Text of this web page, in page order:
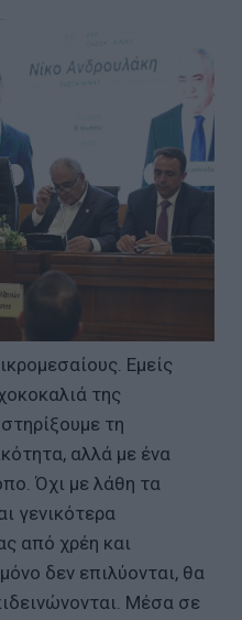
Εμείς
της
τη
αλλά με ένα
Όχι με λάθη τα
γενικότερα
από χρέη και
δεν επιλύονται, θα
Μέσα σε